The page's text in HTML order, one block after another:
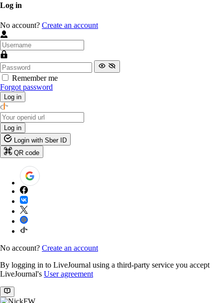
Log in
No account? Create an account
Remember me
Forgot password
Log in
Log in
Login with Sber ID
QR code
No account? Create an account
By logging in to LiveJournal using a third-party service you accept
LiveJournal's User agreement